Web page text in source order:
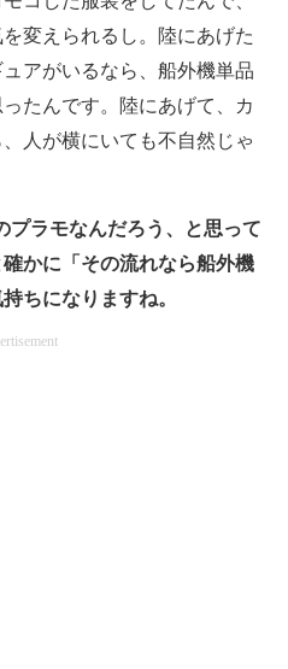
変えられるし。陸にあげた
アがいるなら、船外機単品
たんです。陸にあげて、カ
人が横にいても不自然じゃ
ラモなんだろう、と思って
かに「その流れなら船外機
ちになりますね。